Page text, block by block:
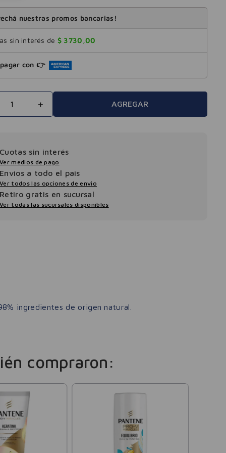
nuestras promos bancarias!
sin interés de $ 3730 ,00
con 👉
＋ AGREGAR
Cuotas sin interés
Ver medios de pago
Envios a todo el pais
Ver todos las opciones de envio
Retiro gratis en sucursal
Ver todas las sucursales disponibles
ingredientes de origen natural.
compraron: